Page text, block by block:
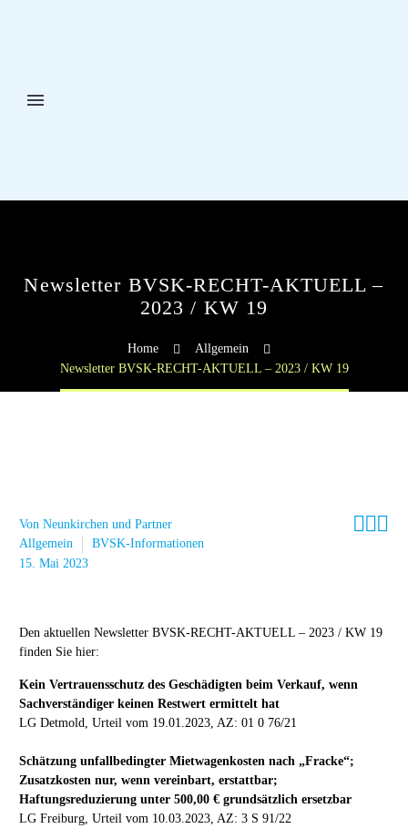
Newsletter BVSK-RECHT-AKTUELL –
2023 / KW 19
Home
Allgemein
Newsletter BVSK-RECHT-AKTUELL – 2023 / KW 19

Von Neunkirchen und Partner
Allgemein
BVSK-Informationen
15. Mai 2023
Den aktuellen Newsletter BVSK-RECHT-AKTUELL – 2023 / KW 19
finden Sie hier:
Kein Vertrauensschutz des Geschädigten beim Verkauf, wenn
Sachverständiger keinen Restwert ermittelt hat
LG Detmold, Urteil vom 19.01.2023, AZ: 01 0 76/21
Schätzung unfallbedingter Mietwagenkosten nach „Fracke“;
Zusatzkosten nur, wenn vereinbart, erstattbar;
Haftungsreduzierung unter 500,00 € grundsätzlich ersetzbar
LG Freiburg, Urteil vom 10.03.2023, AZ: 3 S 91/22